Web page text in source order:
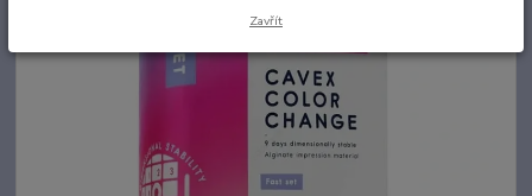
Zavřít